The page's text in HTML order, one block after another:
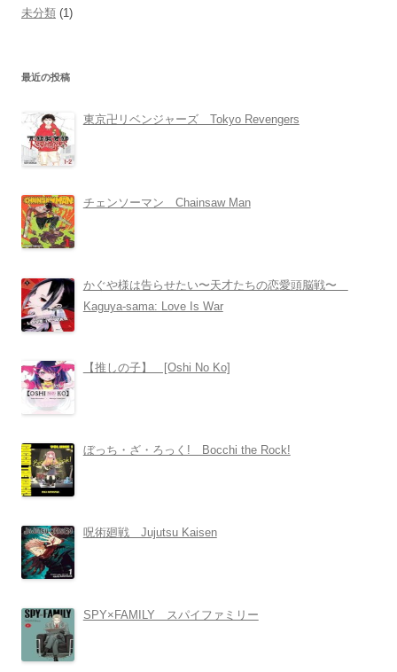
未分類 (1)
最近の投稿
東京卍リベンジャーズ Tokyo Revengers
チェンソーマン Chainsaw Man
かぐや様は告らせたい〜天才たちの恋愛頭脳戦〜
Kaguya-sama: Love Is War
【推しの子】 [Oshi No Ko]
ぼっち・ざ・ろっく! Bocchi the Rock!
呪術廻戦 Jujutsu Kaisen
SPY×FAMILY スパイファミリー